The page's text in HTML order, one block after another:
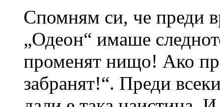
Спомням си, че преди
„Одеон“ имаше
променят нищо! Ако
забранят!“. Преди